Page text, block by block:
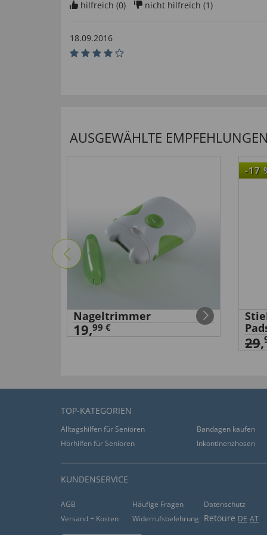
hilfreich (0) nicht hilfreich (1)
18.09.2016
“bin sehr zufrieden rasche Lieferung”
hilfreich (
“Die Retroshorts tragen sich sehr angenehm.
21.04.2016
hilfreich (2) nicht hilfreich (1)
21.04.2016
“Super ”
AUSGEWÄHLTE
Nageltrimmer
19,99 €
-17
29,
TOP-KATEGORIEN
Alltagshilfen für Senioren Bandagen kaufen
Hörhilfen für Senioren
Inkontinenzhosen
KUNDENSERVICE
AGB Häufige Fragen
Datenschutz
Versand + Kosten
Widerrufsbelehrung Retoure DE AT